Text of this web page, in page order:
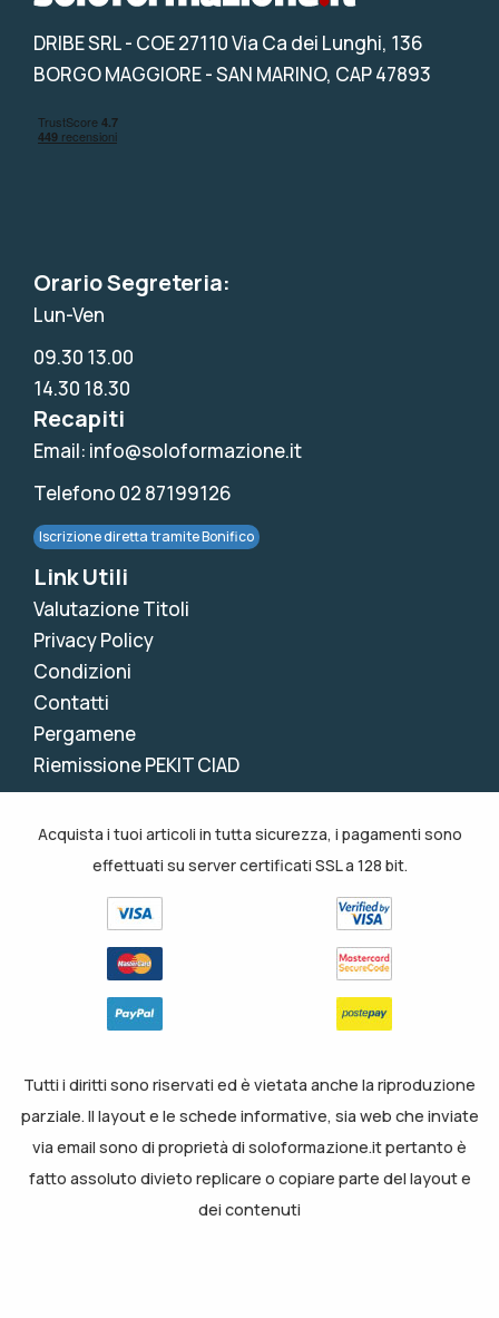
DRIBE SRL- COE 27110 Via Ca dei Lunghi, 136
BORGO MAGGIORE - SAN MARINO, CAP 47893
Orario Segreteria:
Lun-Ven
09.30 13.00
14.30 18.30
Recapiti
Email: info@soloformazione.it
Telefono 02 87199126
Iscrizione diretta tramite Bonifico
Link Utili
Valutazione Titoli
Privacy Policy
Condizioni
Contatti
Pergamene
Riemissione PEKIT CIAD
Acquista i tuoi articoli in tutta sicurezza, i pagamenti sono
effettuati su server certificati SSL a 128 bit.
Tutti i diritti sono riservati ed è vietata anche la riproduzione
parziale. Il layout e le schede informative, sia web che inviate
via email sono di proprietà di soloformazione.it pertanto è
fatto assoluto divieto replicare o copiare parte del layout e
dei contenuti